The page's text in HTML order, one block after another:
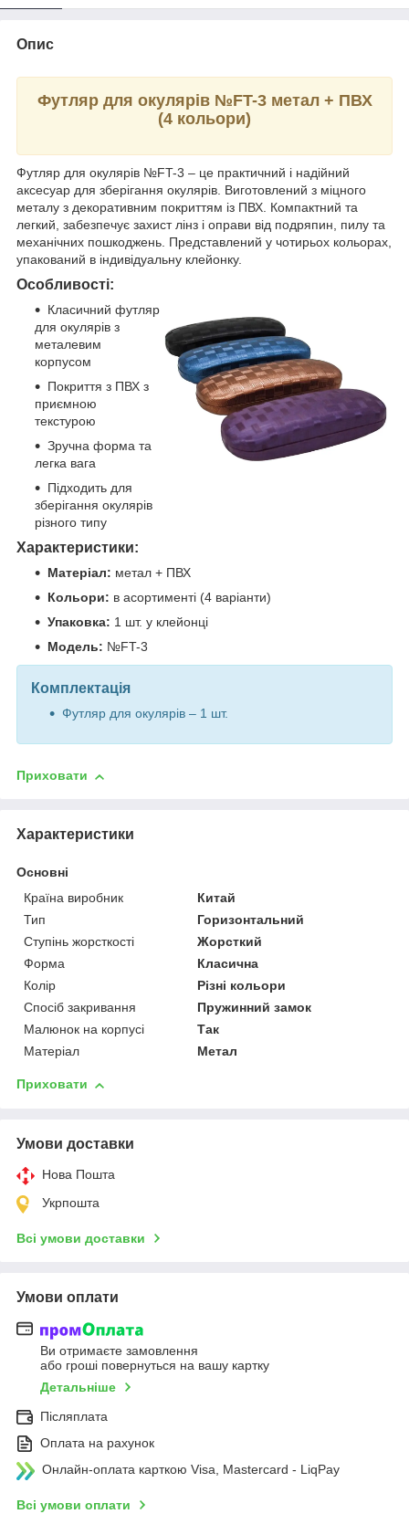
Опис
Футляр для окулярів №FT-3 метал + ПВХ
(4 кольори)
Футляр для окулярів №FT-3 – це практичний і надійний
аксесуар для зберігання окулярів. Виготовлений з міцного
металу з декоративним покриттям із ПВХ. Компактний та
легкий, забезпечує захист лінз і оправи від подряпин, пилу та
механічних пошкоджень. Представлений у чотирьох кольорах,
упакований в індивідуальну клейонку.
Особливості:
Класичний футляр
для окулярів з
металевим
корпусом
Покриття з ПВХ з
приємною
текстурою
Зручна форма та
легка вага
Підходить для
зберігання окулярів
різного типу
Характеристики:
Матеріал: метал + ПВХ
Кольори: в асортименті (4 варіанти)
Упаковка: 1 шт. у клейонці
Модель: №FT-3
Комплектація
Футляр для окулярів – 1 шт.
Приховати
Характеристики
Основні
Країна виробник
Китай
Тип
Горизонтальний
Ступінь жорсткості
Жорсткий
Форма
Класична
Колір
Різні кольори
Спосіб закривання
Пружинний замок
Малюнок на корпусі
Так
Матеріал
Метал
Приховати
Умови доставки
Нова Пошта
Укрпошта
Всі умови доставки
Умови оплати
Ви отримаєте замовлення
або гроші повернуться на вашу картку
Детальніше
Післяплата
Оплата на рахунок
Онлайн-оплата карткою Visa, Mastercard - LiqPay
Всі умови оплати